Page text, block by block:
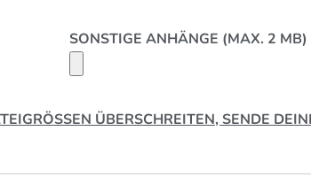
SONSTIGE ANHÄNGE (MAX. 2 MB)
ÜBERSCHREITEN, SENDE